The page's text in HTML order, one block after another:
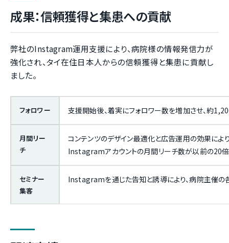
成果：信頼獲得と集患への貢献
弊社のInstagram運用支援により、病院様の情報発信力が
強化され、タイ在住日本人からの信頼獲得と集患に貢献し
ました。
フォロワー 支援開始後、着実にフォロワー数を増加させ、約
月間リー
チ
コンテンツのデザイン最適化と広告運用の効果により
Instagramアカウントの月間リーチ数が以前の20倍
セミナー
集客
Instagramを通じた告知と誘導により、病院主催の